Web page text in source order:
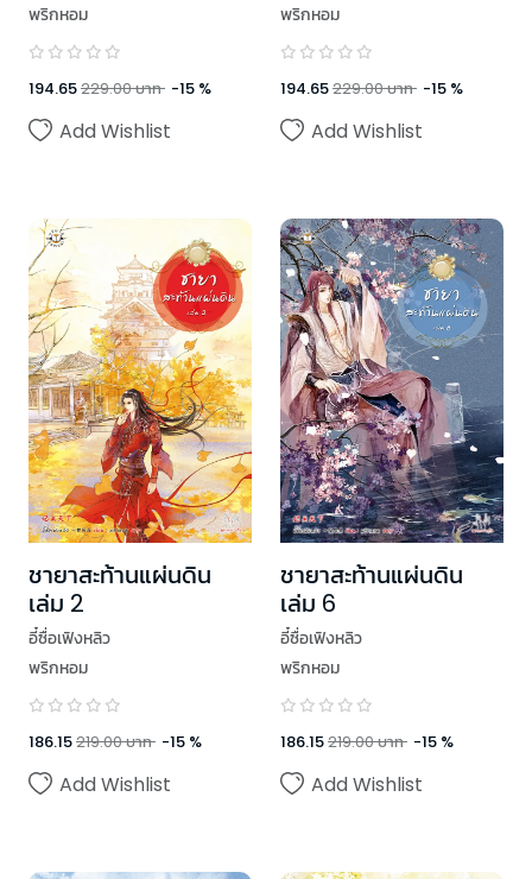
พริกหอม
194.65229.00บาท -15 %
Add Wishlist
พริกหอม
194.65229.00บาท -15 %
Add Wishlist
ชายาสะท้านแผ่นดิน
เล่ม 2
อี๋ซื่อเฟิงหลิว
พริกหอม
186.15219.00บาท -15 %
Add Wishlist
ชายาสะท้านแผ่นดิน
เล่ม 6
อี๋ซื่อเฟิงหลิว
พริกหอม
186.15219.00บาท -15 %
Add Wishlist